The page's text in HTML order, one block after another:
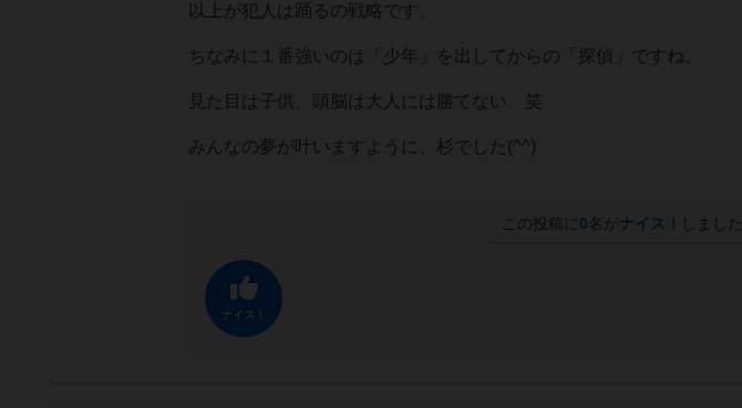
以上が犯人は踊るの戦略です。
ちなみに１番強いのは「少年」を出してからの「探偵」ですね。
見た目は子供、頭脳は大人には勝てない 笑
みんなの夢が叶いますように、杉でした(^^)
この投稿に 0名がナイス！ しました
ナイス！